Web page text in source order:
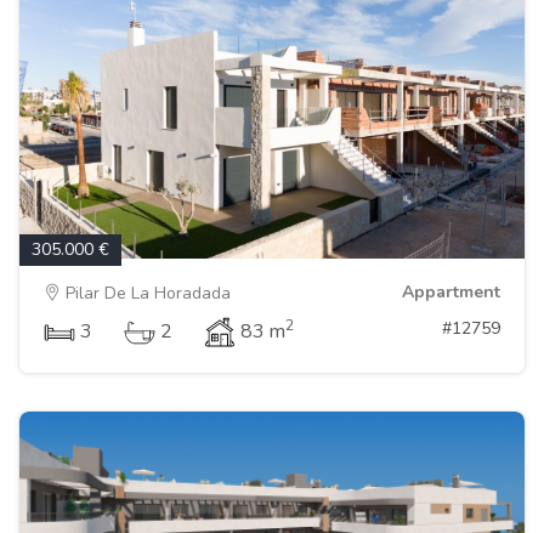
305.000 €
Pilar De La Horadada
Appartment
3 2 83 m2 #12759